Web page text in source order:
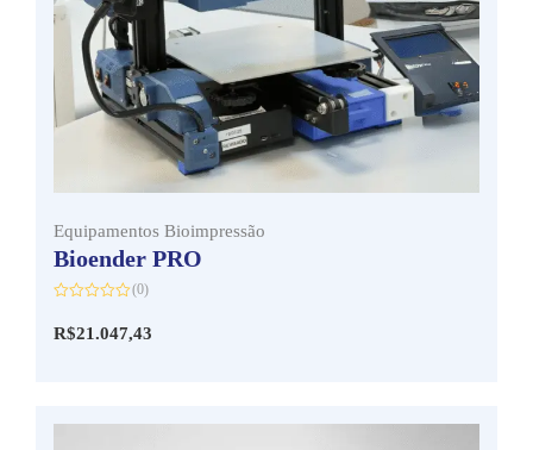
Equipamentos Bioimpressão
Bioender PRO
0
de
(0)
R$21.047,43